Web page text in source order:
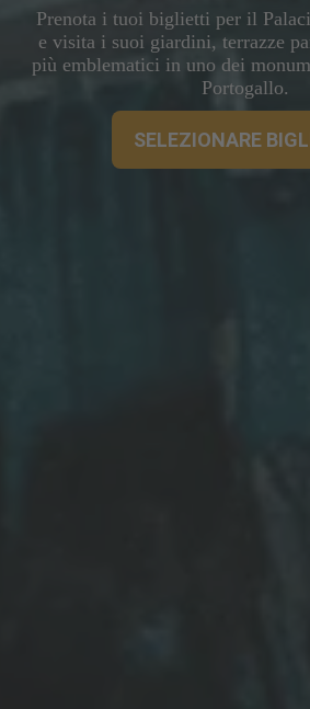
Prenota i tuoi biglietti per il
e visita i suoi giardini, terrazze
più emblematici in uno dei
Portogallo.
SELEZIONARE